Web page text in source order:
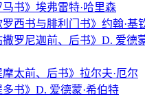
书》埃弗雷特·哈里森
西书与腓利门书》约翰·基
罗尼迦前、后书》D. 爱德
太前、后书》拉尔夫·厄尔
书》D. 爱德蒙·希伯特